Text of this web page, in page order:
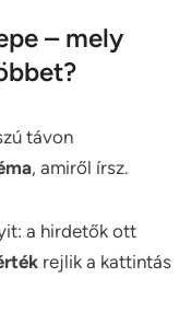
– mely
távon
, amiről írsz.
a hirdetők ott
rejlik a kattintás